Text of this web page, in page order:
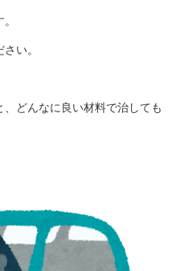
い。
どんなに良い材料で治しても